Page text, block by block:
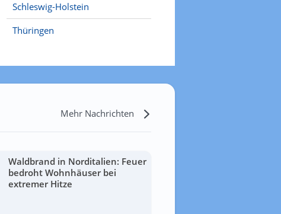
Schleswig-Holstein
Thüringen
Mehr Nachrichten
Waldbrand in Norditalien: Feuer
bedroht Wohnhäuser bei
extremer Hitze